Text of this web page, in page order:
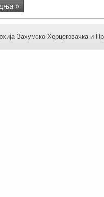
»
Захумско Херцеговачка и